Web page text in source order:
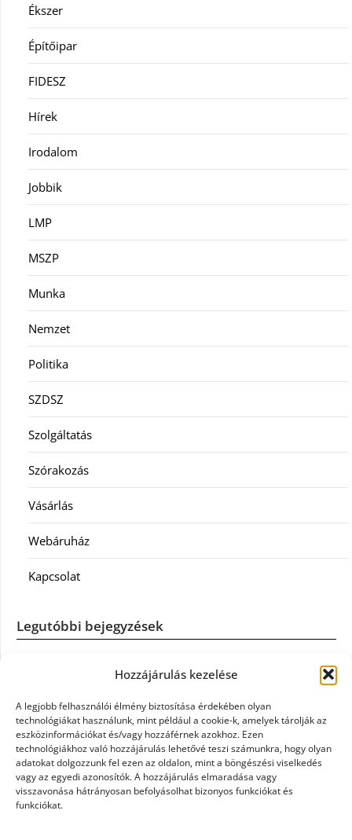
Hozzájárulás kezelése
A legjobb felhasználói élmény biztosítása érdekében olyan
technológiákat használunk, mint például a cookie-k, amelyek tárolják az
eszközinformációkat és/vagy hozzáférnek azokhoz. Ezen
technológiákhoz való hozzájárulás lehetővé teszi számunkra, hogy olyan
adatokat dolgozzunk fel ezen az oldalon, mint a böngészési viselkedés
vagy az egyedi azonosítók. A hozzájárulás elmaradása vagy
visszavonása hátrányosan befolyásolhat bizonyos funkciókat és
funkciókat.
Ékszer
Építőipar
FIDESZ
Hírek
Irodalom
Jobbik
LMP
MSZP
Munka
Nemzet
Politika
SZDSZ
Szolgáltatás
Szórakozás
Vásárlás
Webáruház
Kapcsolat
Legutóbbi bejegyzések
Casco szélvédőcsere: mikor éri meg a biztosítást igénybe
Könyvelés: mikor érdemes könyvelőt váltani?
Szövetkezeti jog: miért elengedhetetlen a szakszerű jogi
háttér a biztonságos működéshez
Munkajogi ügyvéd: miért nem érdemes várni a jogi